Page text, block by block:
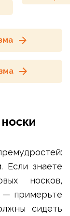
Если знаете
носков,
— примерьте
сидеть